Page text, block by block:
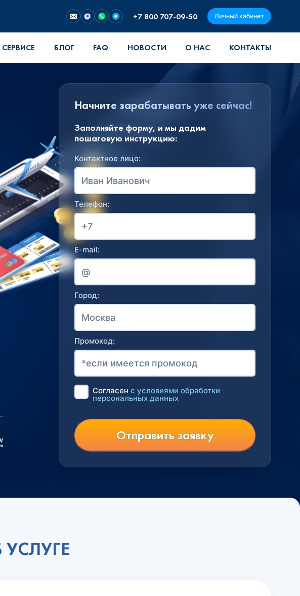
+7 800 707-09-50 Личный кабинет
БЛОГ FAQ НОВОСТИ О НАС КОНТАКТЫ
Начните зарабатывать уже сейчас!
Заполняйте форму, и мы дадим
пошаговую инструкцию:
Контактное лицо:
Телефон:
E-mail:
Город:
Промокод:
Согласен с условиями обработки
персональных данных
Отправить заявку